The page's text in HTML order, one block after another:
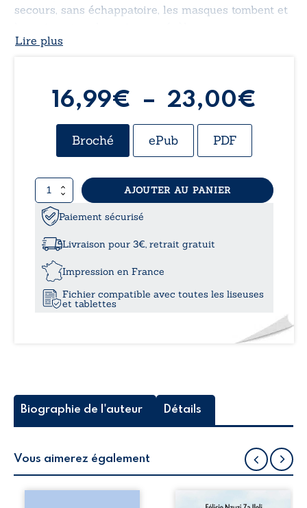
secours, sans échappatoire, les masques tombent et
Lire plus
16,99€ – 23,00€
Broché ePub PDF
quantité
de
Le
rat,
Groenland
milliardaire
AJOUTER AU PANIER
Paiement sécurisé
Livraison pour 3€, retrait gratuit
Impression en France
Fichier compatible avec toutes les liseuses
et tablettes
Biographie de l'auteur Détails
Vous aimerez également
Auberge de la